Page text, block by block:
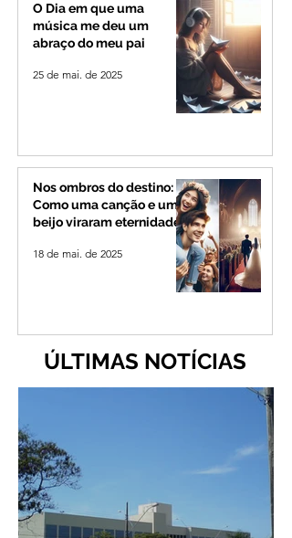
O Dia em que uma
música me deu um
abraço do meu pai
25 de mai. de 2025
Nos ombros do destino:
Como uma canção e um
beijo viraram eternidade
18 de mai. de 2025
ÚLTIMAS NOTÍCIAS